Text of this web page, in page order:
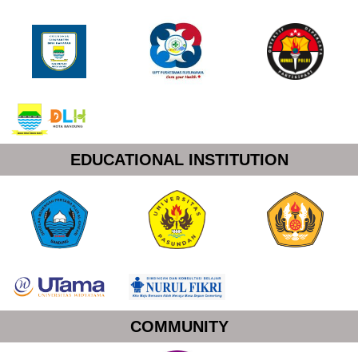
EDUCATIONAL INSTITUTION
COMMUNITY